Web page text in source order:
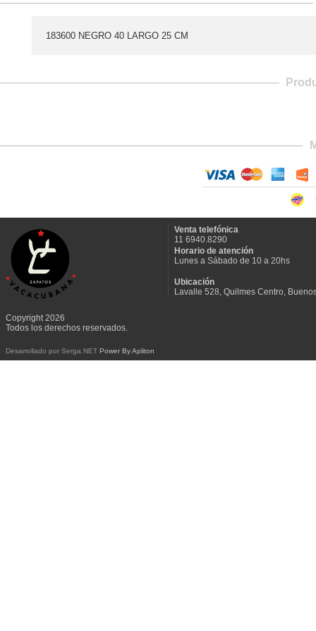
183600 NEGRO 40 LARGO 25 CM
Copyright 2026
Todos los derechos reservados.
Desarrollado por Serga.NET Power By Apliton
Venta telefónica
11 6940.8290
Horario de atención
Lunes a Sábado de 10 a 20hs
Ubicación
Lavalle 528, Quilmes Centro,